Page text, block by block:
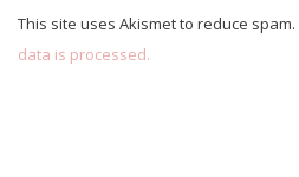
This site uses Akismet to reduce spam.
data is processed.